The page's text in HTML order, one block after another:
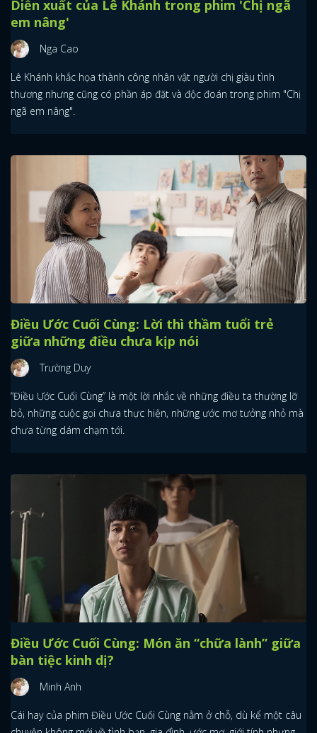
Diễn xuất của Lê Khánh trong phim 'Chị ngã
em nâng'
Nga Cao
Lê Khánh khắc họa thành công nhân vật người chị giàu tình
thương nhưng cũng có phần áp đặt và độc đoán trong phim "Chị
ngã em nâng".
Điều Ước Cuối Cùng: Lời thì thầm tuổi trẻ
giữa những điều chưa kịp nói
Trường Duy
“Điều Ước Cuối Cùng” là một lời nhắc về những điều ta thường lỡ
bỏ, những cuộc gọi chưa thực hiện, những ước mơ tưởng nhỏ mà
chưa từng dám chạm tới.
Điều Ước Cuối Cùng: Món ăn “chữa lành” giữa
bàn tiệc kinh dị?
Minh Anh
Cái hay của phim Điều Ước Cuối Cùng nằm ở chỗ, dù kể một câu